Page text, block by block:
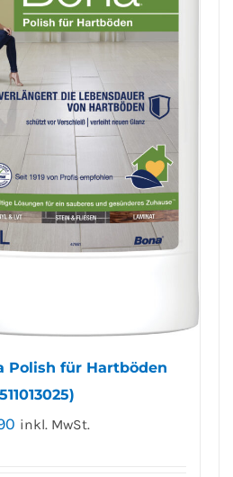
Polish für Hartböden
inkl. MwSt.